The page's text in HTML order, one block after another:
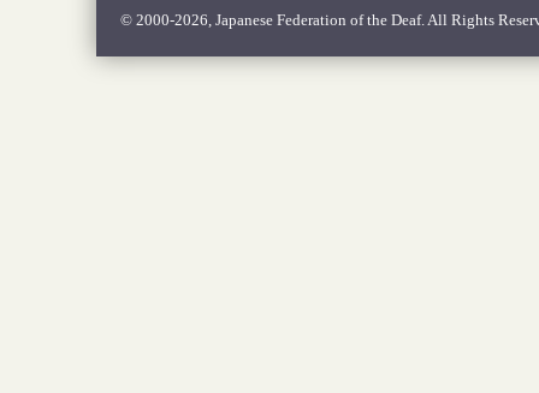
© 2000-2026, Japanese Federation of the Deaf. All Rights